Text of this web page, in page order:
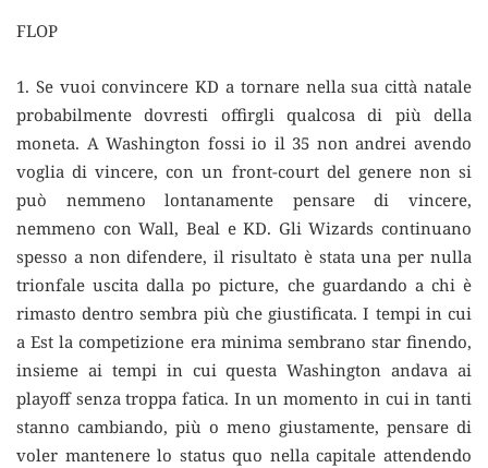
FLOP
1. Se vuoi convincere KD a tornare nella sua città natale
probabilmente dovresti offirgli qualcosa di più della
moneta. A Washington fossi io il 35 non andrei avendo
voglia di vincere, con un front-court del genere non si
può nemmeno lontanamente pensare di vincere,
nemmeno con Wall, Beal e KD. Gli Wizards continuano
spesso a non difendere, il risultato è stata una per nulla
trionfale uscita dalla po picture, che guardando a chi è
rimasto dentro sembra più che giustificata. I tempi in cui
a Est la competizione era minima sembrano star finendo,
insieme ai tempi in cui questa Washington andava ai
playoff senza troppa fatica. In un momento in cui in tanti
stanno cambiando, più o meno giustamente, pensare di
voler mantenere lo status quo nella capitale attendendo